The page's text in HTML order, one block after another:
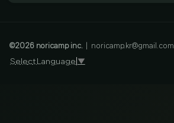
©2026noricamp inc. noricamp.kr@gmail.com
Select Language ▼